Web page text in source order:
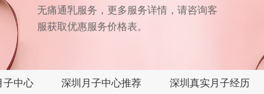
无痛通乳服务，更多服务详情，请咨询客
服获取优惠服务价格表。
子中心 深圳月子中心推荐 深圳真实月子经历